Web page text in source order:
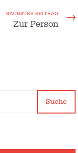
NÄCHSTER BEITRAG
Zur Person
Suche